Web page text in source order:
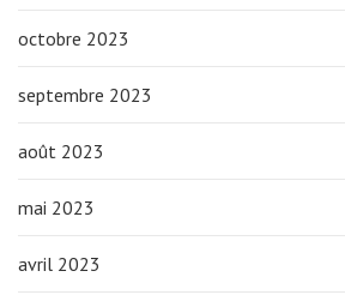
octobre 2023
septembre 2023
août 2023
mai 2023
avril 2023